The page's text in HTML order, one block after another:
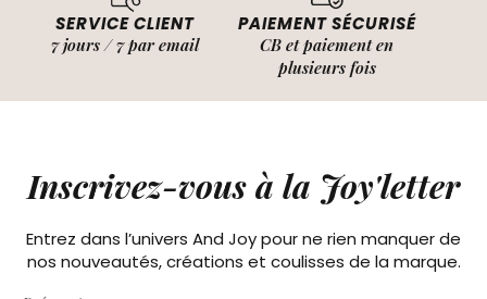
SERVICE CLIENT
7 jours / 7 par email
PAIEMENT SÉCURISÉ
CB et paiement en
plusieurs fois
Inscrivez-vous à la Joy'letter
Entrez dans l’univers And Joy pour ne rien manquer de
nos nouveautés, créations et coulisses de la marque.